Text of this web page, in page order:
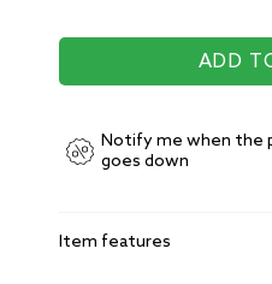
Notify me when the
goes down
Item features